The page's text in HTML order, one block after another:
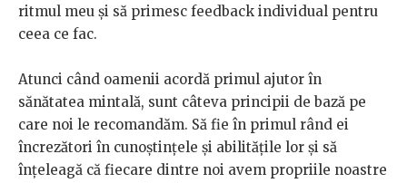
ritmul meu și să primesc feedback individual pentru
ceea ce fac.
Atunci când oamenii acordă primul ajutor în
sănătatea mintală, sunt câteva principii de bază pe
care noi le recomandăm. Să fie în primul rând ei
încrezători în cunoștințele și abilitățile lor și să
înțeleagă că fiecare dintre noi avem propriile noastre